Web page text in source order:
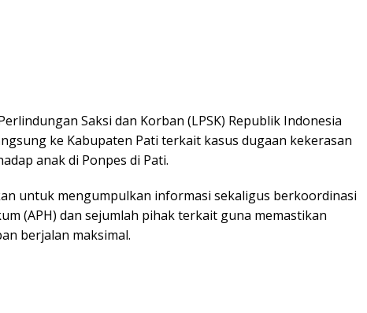
Saksi dan Korban (LPSK) Republik Indonesia
ke Kabupaten Pati terkait kasus dugaan kekerasan
anak di Ponpes di Pati.
untuk mengumpulkan informasi sekaligus berkoordinasi
(APH) dan sejumlah pihak terkait guna memastikan
berjalan maksimal.